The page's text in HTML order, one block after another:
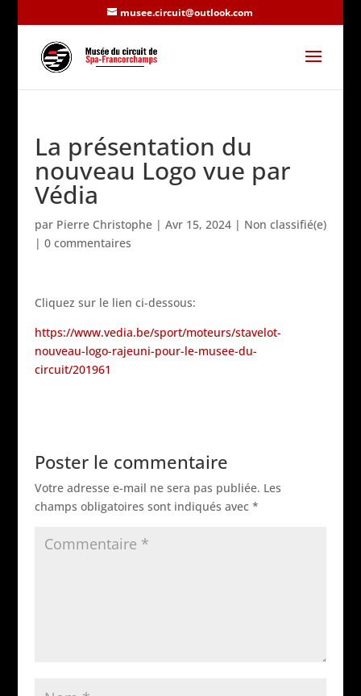
musee.circuit@outlook.com
La présentation du
nouveau Logo vue par
Védia
par Pierre Christophe| Avr 15, 2024| Non classifié(e)
| 0 commentaires
Cliquez sur le lien ci-dessous:
https://www.vedia.be/sport/moteurs/stavelot-
nouveau-logo-rajeuni-pour-le-musee-du-
circuit/201961
Poster le commentaire
Votre adresse e-mail ne sera pas publiée. Les
champs obligatoires sont indiqués avec *